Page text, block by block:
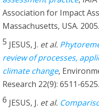
Association for Impact
Massachusetts, USA. 2005.
5 JESUS, J. et al.
review of processes,
climate change,
Research 22(9): 6511-
6 JESUS, J. et al.